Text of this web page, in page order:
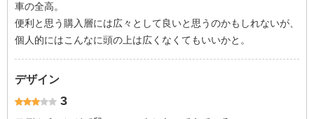
車の全高。
便利と思う購入層には広々として良いと思うのかもしれないが、
個人的にはこんなに頭の上は広くなくてもいいかと。
デザイン
3